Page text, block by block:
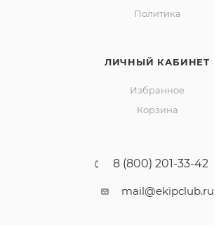
Политика
ЛИЧНЫЙ КАБИНЕТ
Избранное
Корзина
8 (800) 201-33-42
mail@ekipclub.ru